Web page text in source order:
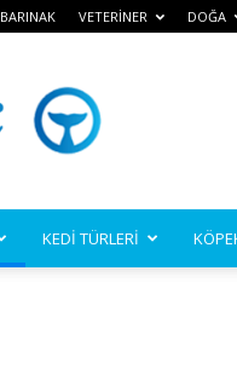
BARINAK VETERİNER DOĞA
KEDİ TÜRLERİ